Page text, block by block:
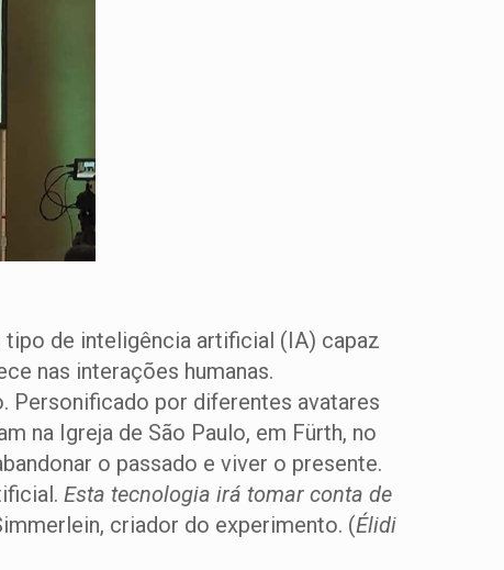
de inteligência artificial (IA) capaz
nas interações humanas.
Personificado por diferentes avatares
na Igreja de São Paulo, em Fürth, no
o passado e viver o presente.
Esta tecnologia irá tomar conta de
criador do experimento. (Élidi